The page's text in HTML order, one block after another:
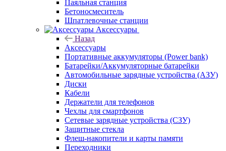
Паяльная станция
Бетоносмеситель
Шпатлевочные станции
Аксессуары
Назад
Аксессуары
Портативные аккумуляторы (Power bank)
Батарейки/Аккумуляторные батарейки
Автомобильные зарядные устройства (АЗУ)
Диски
Кабели
Держатели для телефонов
Чехлы для смартфонов
Сетевые зарядные устройства (СЗУ)
Защитные стекла
Флеш-накопители и карты памяти
Переходники